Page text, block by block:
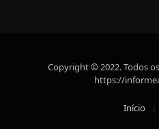
Copyright © 2022. Todos
https://
Início